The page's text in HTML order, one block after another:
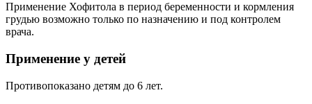
Применение Хофитола в период беременности и кормления
грудью возможно только по назначению и под контролем
врача.
Применение у детей
Противопоказано детям до 6 лет.